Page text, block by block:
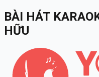
BÀI HÁT
HỮU